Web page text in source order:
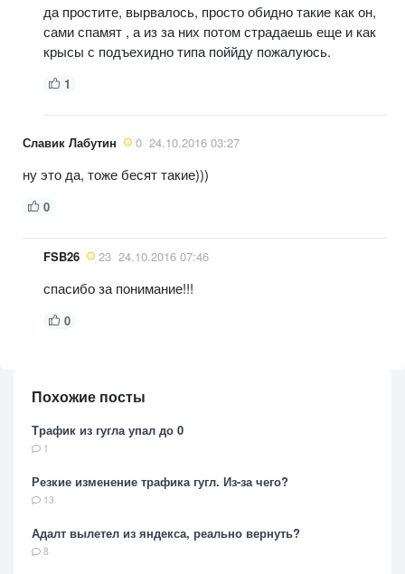
да простите, вырвалось, просто обидно такие как он,
сами спамят , а из за них потом страдаешь еще и как
крысы с подъехидно типа поййду пожалуюсь.
1
Славик Лабутин 0 24.10.2016 03:27
ну это да, тоже бесят такие)))
0
FSB26 23 24.10.2016 07:46
спасибо за понимание!!!
0
Похожие посты
Трафик из гугла упал до 0
1
Резкие изменение трафика гугл. Из-за чего?
13
Адалт вылетел из яндекса, реально вернуть?
8